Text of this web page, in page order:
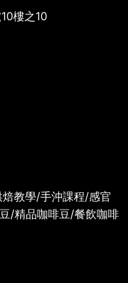
樓之10
教學/手沖課程/感官
/精品咖啡豆/餐飲咖啡